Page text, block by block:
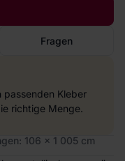
Fragen
passenden Kleber
richtige Menge.
106 x 1 005 cm